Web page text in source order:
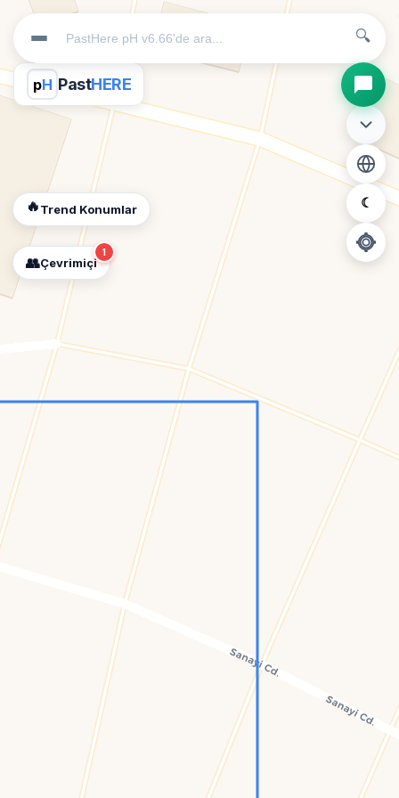
pH PastHERE
🔥Trend Konumlar
🔍
☾
📍
Konum İzni Gerekli
Diğer insanları görebilmek için konumunuzu açmalısınız.
Konumumu Bul
👥Çevrimiçi
1